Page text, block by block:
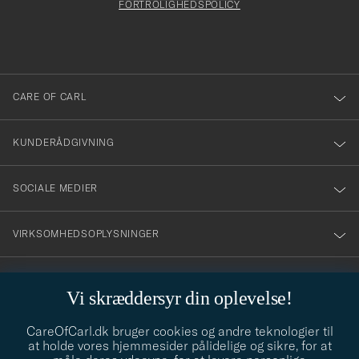
Vi skræddersyr din oplevelse!
CareOfCarl.dk bruger cookies og andre teknologier til
at holde vores hjemmesider pålidelige og sikre, for at
dig
till
vårt
nyhetsbrev!
FORTROLIGHEDSPOLICY
CARE OF CARL
KUNDERÅDGIVNING
SOCIALE MEDIER
VIRKSOMHEDSOPLYSNINGER
info@careofcarl.dk
Behøver du hjælp til at finde din stil? Lad os hjælpe dig, vi hjælper
gerne til!